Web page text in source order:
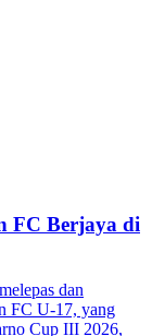
FC Berjaya di
dan
FC U-17, yang
Cup III 2026,